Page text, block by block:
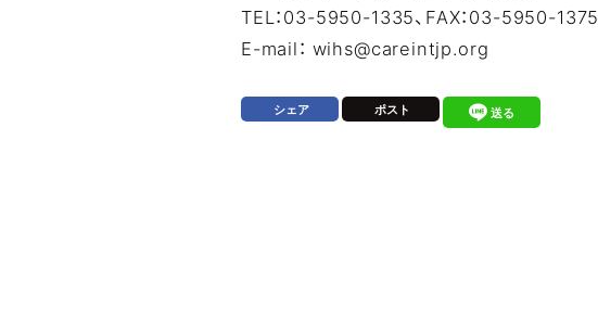
TEL：03-5950-1335、FAX：03-5950-1375
E-mail： wihs@careintjp.org
シェア ポスト 送る